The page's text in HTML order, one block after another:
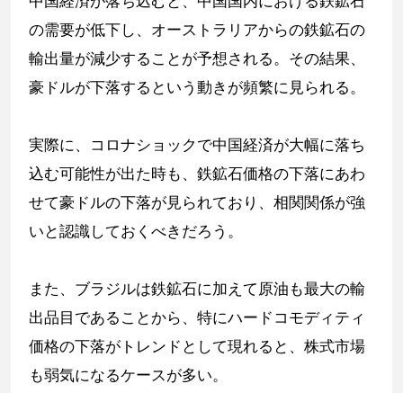
の需要が低下し、オーストラリアからの鉄鉱石の
輸出量が減少することが予想される。その結果、
豪ドルが下落するという動きが頻繁に見られる。
実際に、コロナショックで中国経済が大幅に落ち
込む可能性が出た時も、鉄鉱石価格の下落にあわ
せて豪ドルの下落が見られており、相関関係が強
いと認識しておくべきだろう。
また、ブラジルは鉄鉱石に加えて原油も最大の輸
出品目であることから、特にハードコモディティ
価格の下落がトレンドとして現れると、株式市場
も弱気になるケースが多い。